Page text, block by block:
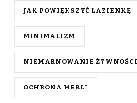
JAK POWIĘKSZYĆ ŁAZIENKĘ
MINIMALIZM
NIEMARNOWANIE ŻYWNOŚCI
OCHRONA MEBLI